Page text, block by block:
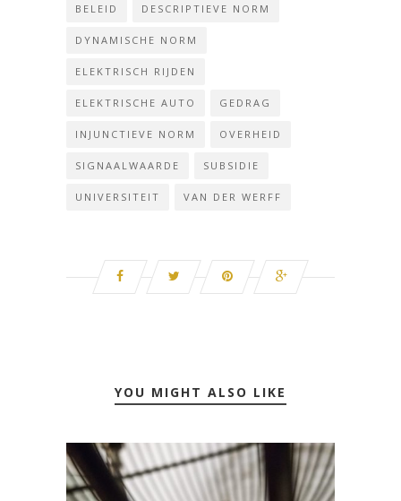
BELEID DESCRIPTIEVE NORM
DYNAMISCHE NORM
ELEKTRISCH RIJDEN
ELEKTRISCHE AUTO GEDRAG
INJUNCTIEVE NORM OVERHEID
SIGNAALWAARDE SUBSIDIE
UNIVERSITEIT VAN DER WERFF
YOU MIGHT ALSO LIKE